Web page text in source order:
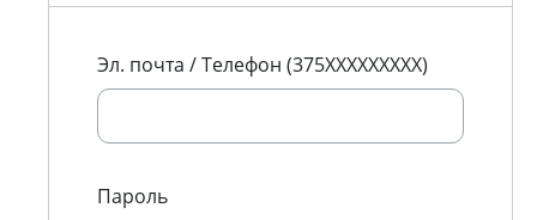
Эл. почта / Телефон (375XXXXXXXXX)
Пароль